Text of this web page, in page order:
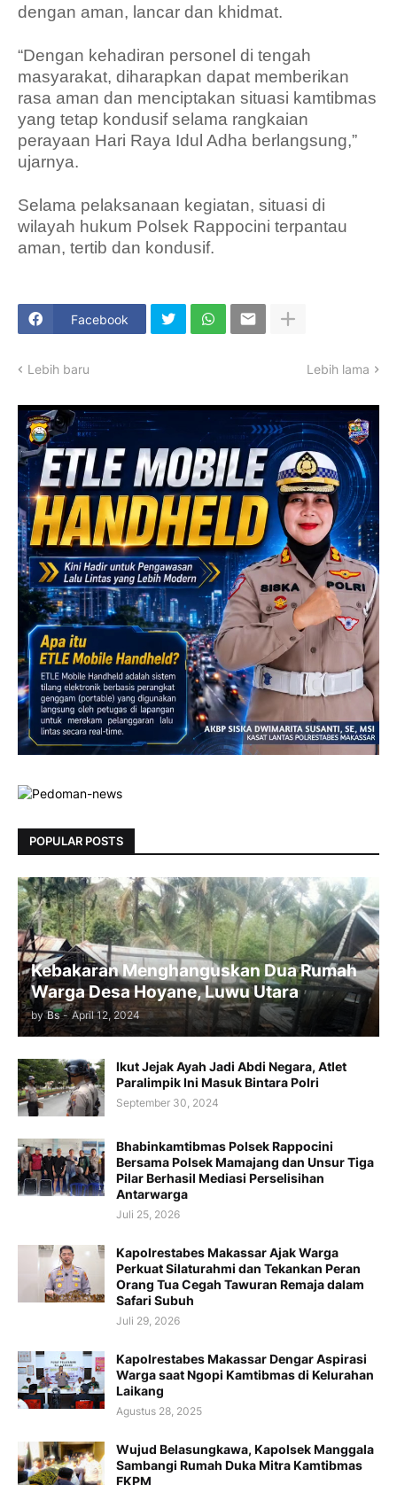
dengan aman, lancar dan khidmat.
“Dengan kehadiran personel di tengah
masyarakat, diharapkan dapat memberikan
rasa aman dan menciptakan situasi kamtibmas
yang tetap kondusif selama rangkaian
perayaan Hari Raya Idul Adha berlangsung,”
ujarnya.
Selama pelaksanaan kegiatan, situasi di
wilayah hukum Polsek Rappocini terpantau
aman, tertib dan kondusif.
Facebook
Lebih baru Lebih lama
POPULAR POSTS
Kebakaran Menghanguskan Dua Rumah
Warga Desa Hoyane, Luwu Utara
by Bs - April 12, 2024
Ikut Jejak Ayah Jadi Abdi Negara, Atlet
Paralimpik Ini Masuk Bintara Polri
September 30, 2024
Bhabinkamtibmas Polsek Rappocini
Bersama Polsek Mamajang dan Unsur Tiga
Pilar Berhasil Mediasi Perselisihan
Antarwarga
Juli 25, 2026
Kapolrestabes Makassar Ajak Warga
Perkuat Silaturahmi dan Tekankan Peran
Orang Tua Cegah Tawuran Remaja dalam
Safari Subuh
Juli 29, 2026
Kapolrestabes Makassar Dengar Aspirasi
Warga saat Ngopi Kamtibmas di Kelurahan
Laikang
Agustus 28, 2025
Wujud Belasungkawa, Kapolsek Manggala
Sambangi Rumah Duka Mitra Kamtibmas
FKPM